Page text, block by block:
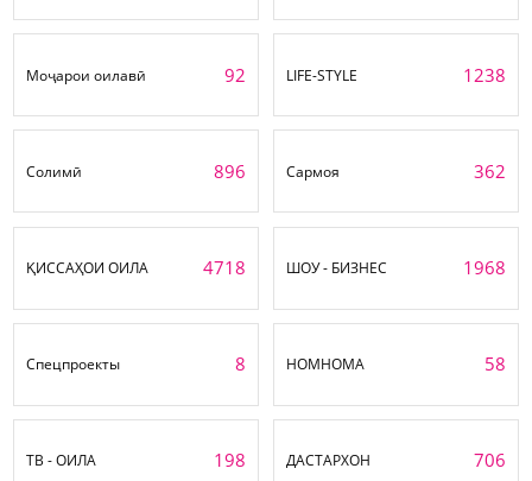
Моҷарои оилавӣ 92 LIFE-STYLE 1238
Солимӣ 896 Сармоя 362
ҚИССАҲОИ ОИЛА 4718 ШОУ - БИЗНЕС 1968
Спецпроекты 8 НОМНОМА 58
ТВ - ОИЛА 198 ДАСТАРХОН 706